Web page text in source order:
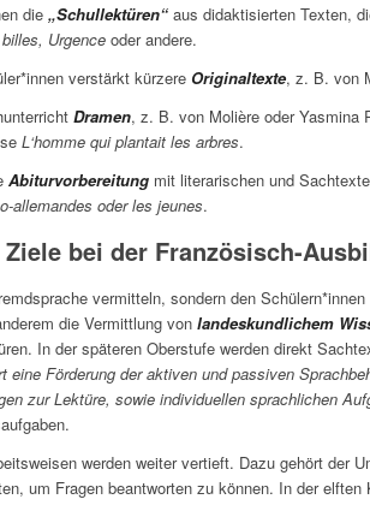
die „Schullektüren“ aus didaktisierten Texten,
Urgence oder andere.
verstärkt kürzere Originaltexte, z. B. von
Dramen, z. B. von Molière oder Yasmina
L‘homme qui plantait les arbres.
Abiturvorbereitung mit literarischen und
allemandes oder les jeunes.
bei der Französisch-
vermitteln, sondern den
die Vermittlung von landeskundlichem
In der späteren Oberstufe werden direkt
eine Förderung der aktiven und passiven
zur Lektüre, sowie individuellen sprachlichen
werden weiter vertieft. Dazu gehört der
um Fragen beantworten zu können. In der